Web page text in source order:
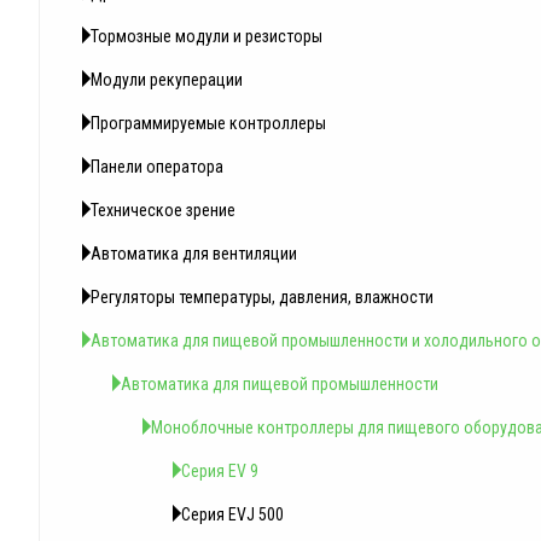
Тормозные модули и резисторы
Модули рекуперации
Программируемые контроллеры
Панели оператора
Техническое зрение
Автоматика для вентиляции
Регуляторы температуры, давления, влажности
Автоматика для пищевой промышленности и холодильного
Автоматика для пищевой промышленности
Моноблочные контроллеры для пищевого
Серия EV 9
Серия EVJ 500